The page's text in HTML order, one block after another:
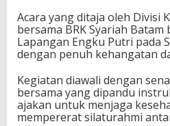
Acara yang ditaja oleh Divisi
bersama BRK Syariah
Lapangan Engku Putri pada
dengan penuh kehangatan
Kegiatan diawali dengan
bersama yang dipandu
ajakan untuk menjaga
mempererat silaturahmi